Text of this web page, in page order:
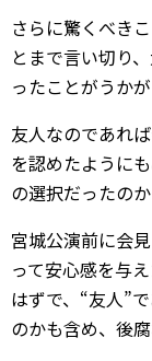
さらに驚くべき
とまで言い切り
ったことがうかが
友人なのであれ
を認めたように
の選択だったのか
宮城公演前に会
って安心感を与
はずで、“友人”
のかも含め、後